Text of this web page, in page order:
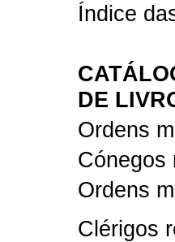
Índice
DE
Ordens
Cónegos
Ordens
Clérigos